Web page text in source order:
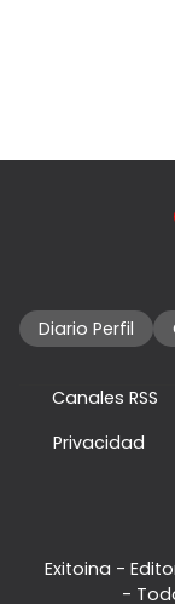
Diario Perfil
Canales RSS
Privacidad
Exitoina -
-